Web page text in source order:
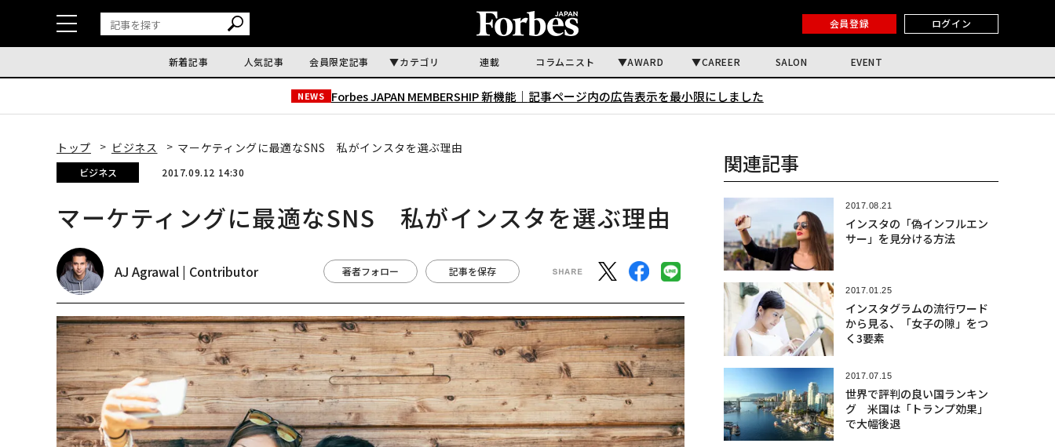
会員登録 ログイン
新着記事 人気記事 会員限定記事 カテゴリ 連載 コラムニスト AWARD CAREER SALON EVENT
NEWS Forbes JAPAN MEMBERSHIP 新機能｜ 記事ページ内の広告表示を最小限にしました
トップ ビジネス マーケティングに最適なSNS 私がインスタを選ぶ理由
ビジネス 2017.09.12 14:30
マーケティングに最適なSNS 私がインスタを選ぶ理由
AJ Agrawal | Contributor 著者フォロー 記事を保存
関連記事
2017.08.21
インスタの「偽インフルエン
サー」を見分ける方法
2017.01.25
インスタグラムの流行ワード
から見る、「女子の隙」をつ
く3要素
2017.07.15
世界で評判の良い国ランキン
グ 米国は「トランプ効果」
で大幅後退